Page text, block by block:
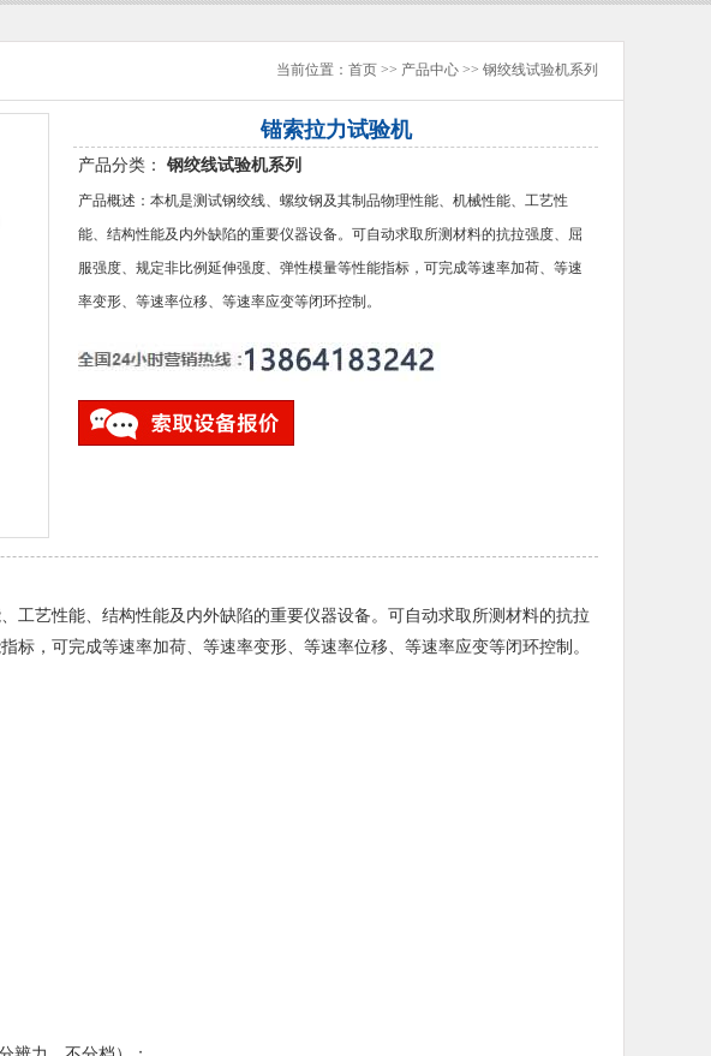
当前位置： 首页 >> 产品中心 >> 钢绞线试验机系列
锚索拉力试验机
产品分类： 钢绞线试验机系列
产品概述：本机是测试钢绞线、螺纹钢及其制品物理性能、机械性能、工艺性
能、结构性能及内外缺陷的重要仪器设备。可自动求取所测材料的抗拉强度、屈
服强度、规定非比例延伸强度、弹性模量等性能指标，可完成等速率加荷、等速
率变形、等速率位移、等速率应变等闭环控制。
工艺性能、结构性能及内外缺陷的重要仪器设备。可自动求取所测材料的抗拉
标，可完成等速率加荷、等速率变形、等速率位移、等速率应变等闭环控制。